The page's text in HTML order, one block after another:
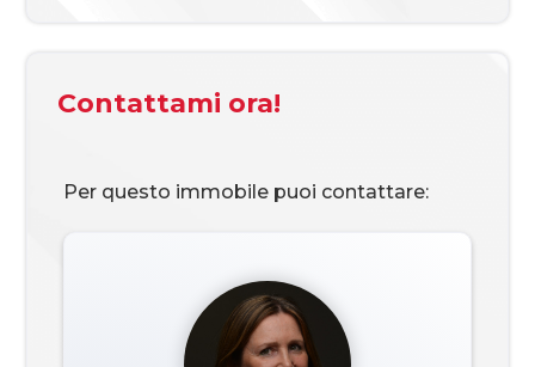
Contattami ora!
Per questo immobile puoi contattare: